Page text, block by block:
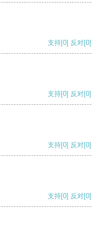
支持[0] 反对[0]
支持[0] 反对[0]
支持[0] 反对[0]
支持[0] 反对[0]